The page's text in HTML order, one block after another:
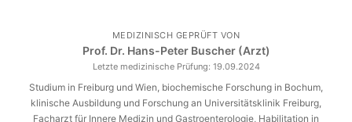
MEDIZINISCH GEPRÜFT VON
Prof. Dr. Hans-Peter Buscher (Arzt)
Letzte medizinische Prüfung: 19.09.2024
Studium in Freiburg und Wien, biochemische Forschung in Bochum,
klinische Ausbildung und Forschung an Universitätsklinik Freiburg,
Facharzt für Innere Medizin und Gastroenterologie, Habilitation in